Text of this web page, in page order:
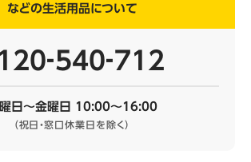
などの生活用品について
日～金曜日 10:00～16:00
（祝日・窓口休業日を除く）